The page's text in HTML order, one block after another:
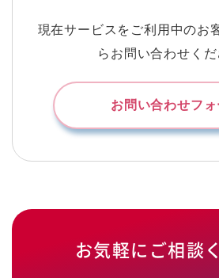
現在サービスをご利用中のお
らお問い合わせくだ
お問い合わせフォ
お気軽にご相談